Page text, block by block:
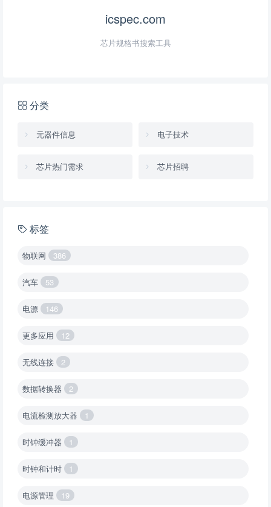
icspec.com
芯片规格书搜索工具
分类
元器件信息 电子技术
芯片热门需求 芯片招聘
标签
物联网 386
汽车 53
电源 146
更多应用 12
无线连接 2
数据转换器 2
电流检测放大器 1
时钟缓冲器 1
时钟和计时 1
电源管理 19